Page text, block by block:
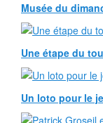
Musée du
Une étape du
Un loto pour le